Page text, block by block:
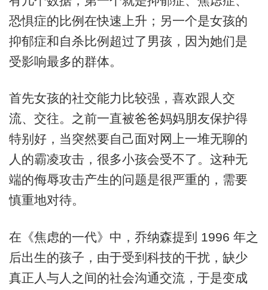
恐惧症的比例在快速上升；另一个是女孩的
抑郁症和自杀比例超过了男孩，因为她们是
受影响最多的群体。
首先女孩的社交能力比较强，喜欢跟人交
流、交往。之前一直被爸爸妈妈朋友保护得
特别好，当突然要自己面对网上一堆无聊的
人的霸凌攻击，很多小孩会受不了。这种无
端的侮辱攻击产生的问题是很严重的，需要
慎重地对待。
在《焦虑的一代》中，乔纳森提到 1996 年之
后出生的孩子，由于受到科技的干扰，缺少
真正人与人之间的社会沟通交流，于是变成